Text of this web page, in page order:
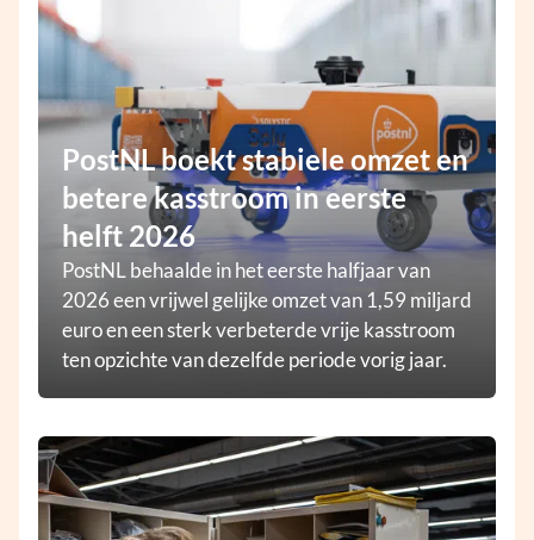
PostNL boekt stabiele omzet en
betere kasstroom in eerste
helft 2026
PostNL behaalde in het eerste halfjaar van
2026 een vrijwel gelijke omzet van 1,59 miljard
euro en een sterk verbeterde vrije kasstroom
ten opzichte van dezelfde periode vorig jaar.